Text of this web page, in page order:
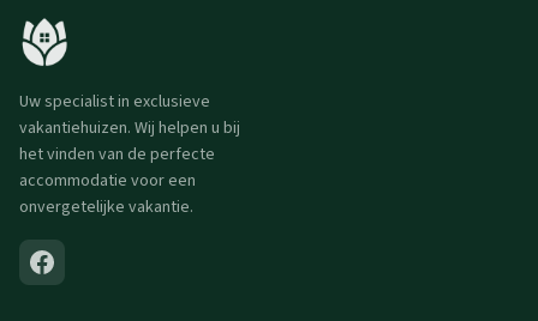
Uw specialist in exclusieve
vakantiehuizen. Wij helpen u bij
het vinden van de perfecte
accommodatie voor een
onvergetelijke vakantie.